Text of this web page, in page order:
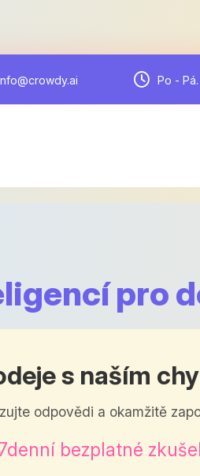
Po -
pro
s naším
odpovědi a okamžitě
bezplatné